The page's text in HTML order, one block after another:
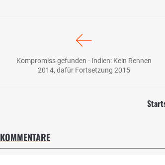
Kompromiss gefunden - Indien: Kein Rennen
2014, dafür Fortsetzung 2015
KOMMENTARE